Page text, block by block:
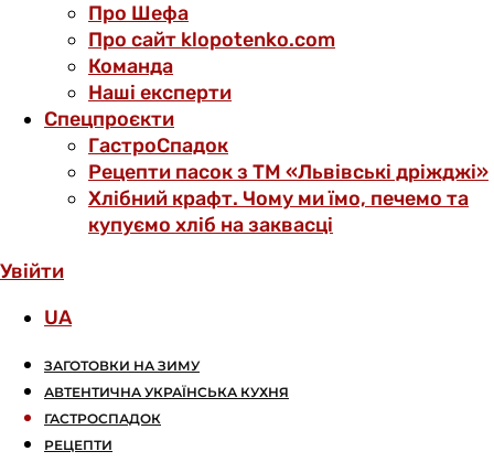
Про Шефа
Про сайт klopotenko.com
Команда
Наші експерти
Спецпроєкти
ГастроСпадок
Рецепти пасок з ТМ «Львівські дріжджі»
Хлібний крафт. Чому ми їмо, печемо та
купуємо хліб на заквасці
Увійти
UA
ЗАГОТОВКИ НА ЗИМУ
АВТЕНТИЧНА УКРАЇНСЬКА КУХНЯ
ГАСТРОСПАДОК
РЕЦЕПТИ